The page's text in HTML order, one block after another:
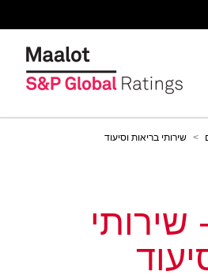
שירותי בריאות וסיעוד
שירותי